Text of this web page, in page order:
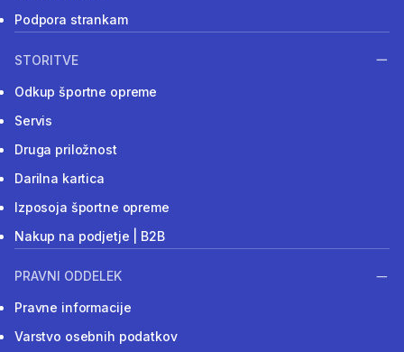
Podpora strankam
STORITVE
Odkup športne opreme
Servis
Druga priložnost
Darilna kartica
Izposoja športne opreme
Nakup na podjetje | B2B
PRAVNI ODDELEK
Pravne informacije
Varstvo osebnih podatkov